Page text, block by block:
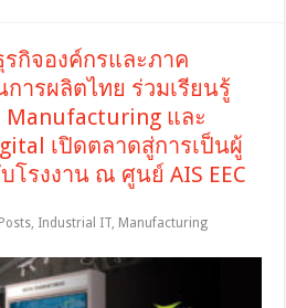
รกิจองค์กรและภาค
ารผลิตไทย ร่วมเรียนรู้
Manufacturing และ
เปิดตลาดสู่การเป็นผู้
รงงาน ณ ศูนย์ AIS EEC
, Industrial IT, Manufacturing